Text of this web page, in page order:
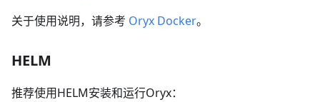
关于使用说明，请参考 Oryx Docker。
HELM
推荐使用HELM安装和运行Oryx：